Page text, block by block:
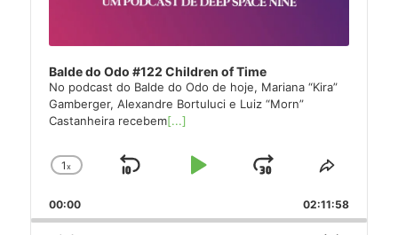
Balde do Odo #122 Children of Time
No podcast do Balde do Odo de hoje, Mariana “Kira”
Gamberger, Alexandre Bortuluci e Luiz “Morn”
Castanheira recebem[...]
Change
Rate
1x
Skip
Play
Jump
Forward
Share
Episode
00:00 02:11:58